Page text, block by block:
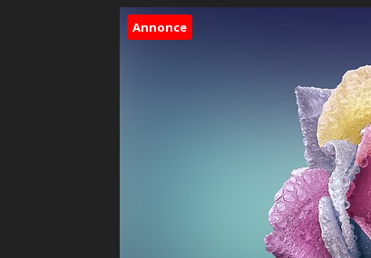
Annonce